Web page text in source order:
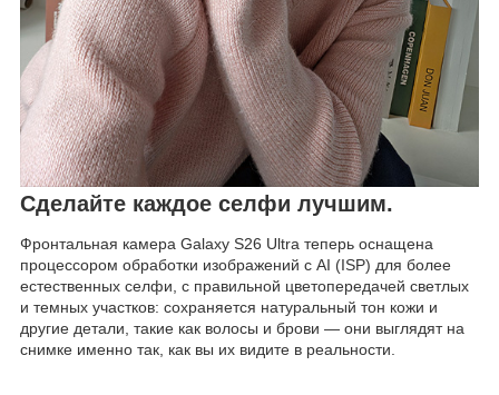
Сделайте каждое селфи лучшим.
Фронтальная камера Galaxy S26 Ultra теперь оснащена
процессором обработки изображений с AI (ISP) для более
естественных селфи, с правильной цветопередачей светлых
и темных участков: сохраняется натуральный тон кожи и
другие детали, такие как волосы и брови — они выглядят на
снимке именно так, как вы их видите в реальности.